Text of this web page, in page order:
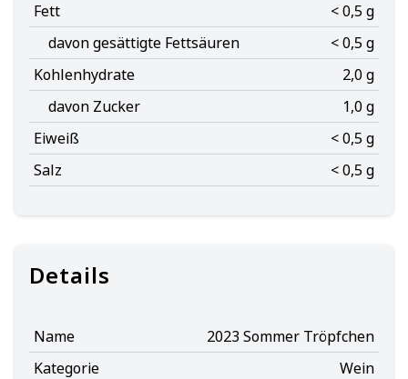
Fett
< 0,5 g
davon gesättigte Fettsäuren
< 0,5 g
Kohlenhydrate
2,0 g
davon Zucker
1,0 g
Eiweiß
< 0,5 g
Salz
< 0,5 g
Details
Name
2023 Sommer Tröpfchen
Kategorie
Wein